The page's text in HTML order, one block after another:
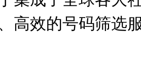
高效的号码筛选